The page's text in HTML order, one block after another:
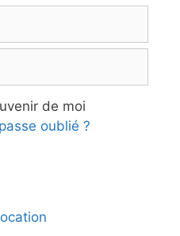
de moi
oublié ?